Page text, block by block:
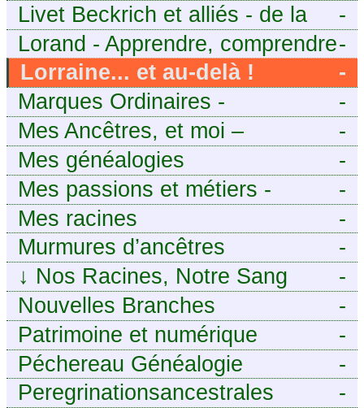
-
Livet Beckrich et alliés - de la
généalogie à l’écriture.
-
Lorand - Apprendre, comprendre
et transmettre pour exister.
(Descartes)
-
Lorraine... et au-delà !
-
Marques Ordinaires -
Généalogie de Moselle et
d’ailleurs
-
Mes Ancêtres, et moi –
Découvrez mes aïeux en Ille-et-
Vilaine et ailleurs
-
Mes généalogies
-
Mes passions et métiers -
Généalogie et Tir à l’Arc
-
Mes racines
-
Murmures d’ancêtres
-
↓ Nos Racines, Notre Sang
-
Nouvelles Branches
-
Patrimoine et numérique
-
Péchereau Généalogie
-
Peregrinationsancestrales